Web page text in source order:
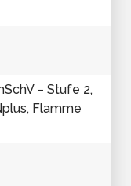
– Stufe 2,
Flamme